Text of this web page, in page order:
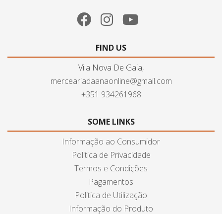
FIND US
Vila Nova De Gaia,
merceariadaanaonline@gmail.com
+351 934261968
SOME LINKS
Informação ao Consumidor
Politica de Privacidade
Termos e Condições
Pagamentos
Politica de Utilização
Informação do Produto